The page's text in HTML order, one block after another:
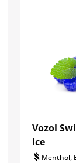
Vozol
Ice
Menthol,